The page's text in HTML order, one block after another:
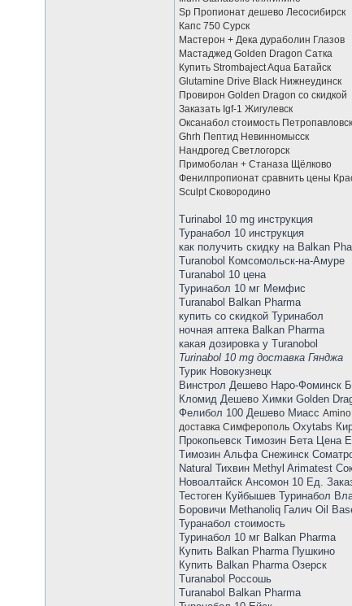
Sp Пропионат дешево Лесосибирск
Капс 750 Сурск
Мастерон + Дека дураболин Глазов
Мастаджед Golden Dragon Сатка
Купить Strombaject Aqua Батайск
Glutamine Drive Black Нижнеудинск
Провирон Golden Dragon со скидкой
Заказать Igf-1 Жигулевск
Оксанабол стоимость
Ghrh Пептид Невинномысск
Нандрогед Светлогорск
Примоболан + Станаза Щёлково
Фенилпропионат сравнить цены
Sculpt Сковородино
Turinabol 10 mg инструкция
Туранабол 10 инструкция
как получить скидку на Balkan
Turanobol Комсомольск-на-Амуре
Turanabol 10 цена
Туринабол 10 мг Мемфис
Turanabol Balkan Pharma
купить со скидкой Туринабол
ночная аптека Balkan Pharma
какая дозировка у Turanobol
Turinabol 10 mg доставка Гянджа
Турик Новокузнецк
Винстрол Дешево Наро-Фоминск
Кломид Дешево Химки Golden
Фелибол 100 Дешево Миасс
доставка Симферополь Oxytabs
Прокопьевск Tимозин Бета Цена
Tимозин Альфа Снежинск
Natural Тихвин Methyl Arimatest
Новоалтайск Ансомон 10 Ед.
Тестоген Куйбышев Туринабол
Боровичи Methanoliq Галич Oil
Туранабол стоимость
Туринабол 10 мг Balkan Pharma
Купить Balkan Pharma Пушкино
Купить Balkan Pharma Озерск
Turanabol Россошь
Turanabol Balkan Pharma